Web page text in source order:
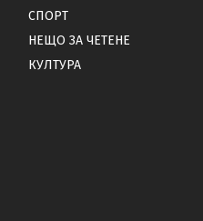
СПОРТ
НЕЩО ЗА ЧЕТЕНЕ
КУЛТУРА